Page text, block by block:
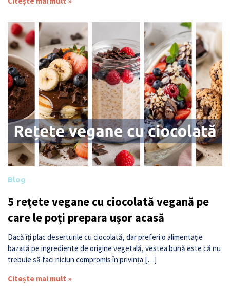
Blog
5 rețete vegane cu ciocolată vegană pe
care le poți prepara ușor acasă
Dacă îți plac deserturile cu ciocolată, dar preferi o alimentație
bazată pe ingrediente de origine vegetală, vestea bună este că nu
trebuie să faci niciun compromis în privința […]
Citește mai mult »